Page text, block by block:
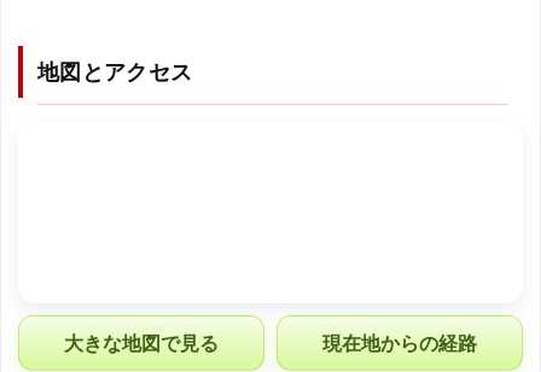
地図とアクセス
大きな地図で見る 現在地からの経路